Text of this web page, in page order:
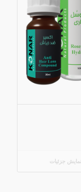
نمایش جزئیات